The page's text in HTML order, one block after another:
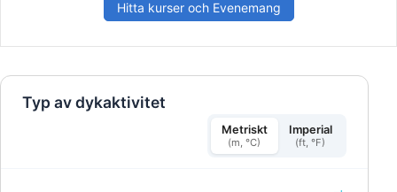
godkänt resultat kommer du att erhålla det globalt
18 meter inom ramen för ditt certifikat och din
Hitta kurser och Evenemang
Typ av dykaktivitet
Metriskt
(m, °C)
Imperial
(ft, °F)